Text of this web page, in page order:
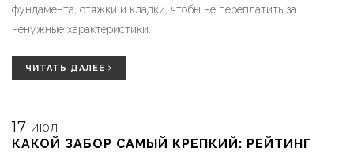
фундамента, стяжки и кладки, чтобы не переплатить за
ненужные характеристики.
ЧИТАТЬ ДАЛЕЕ
17 ИЮЛ
КАКОЙ ЗАБОР САМЫЙ КРЕПКИЙ: РЕЙТИНГ